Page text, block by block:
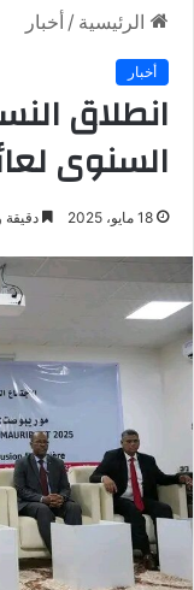
الرئيسية / أخبار
أخبار
انطلاق
السنوى
18 مايو، 2025 دقيقة